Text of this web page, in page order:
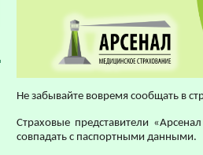
Не забывайте вовремя сообщать в
Страховые представители
совпадать с паспортными данными.